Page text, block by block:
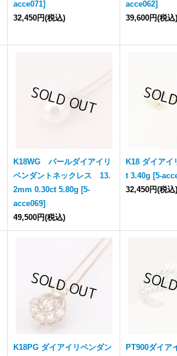
acce071]
32,450円(税込)
acce062]
39,600円(税込)
K18WG パールダイアイリ
ペンダントネックレス 13.
2mm 0.30ct 5.80g [5-
acce069]
49,500円(税込)
K18 ダイアイ
t 3.40g [5-
32,450円(税込)
K18PG ダイアイリペンダン
PT900ダイア